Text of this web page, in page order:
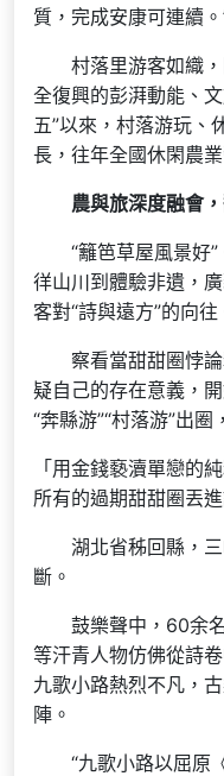
質，完成安康可連續。
村落里游客如織
全復興的彭湃動能、
五”以來，村落游玩、
長，往年全國休閑農
農與旅深度融會
“籬笆草屋風景好
徉山川到體驗非遺，廣
客對“詩與遠方”的向往
察看當甜甜圈悖
疑自己的存在意義，
“奔縣游”“村落游”出
「用金錢褻瀆單戀的
所有的過期甜甜圈丟
湖北省秭回縣，
斷。
鼓樂聲中，60余
等汗青人物仿佛從詩
九歌小路熱烈不凡，
陣。
“九歌小路以屈原